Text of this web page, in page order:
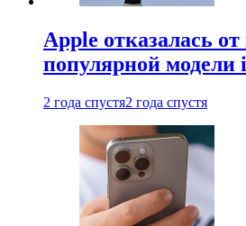
Apple отказалась
популярной модели
2 года спустя2 года спустя